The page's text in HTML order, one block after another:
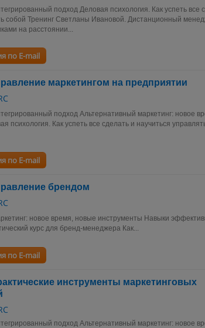
подход Деловая психология. Как успеть все
собой Тренинг Светланы Ивановой. Дистанционный
на расстоянии...
по E-mail
маркетингом на предприятии
подход Альтернативный маркетинг: новое
психология. Как успеть все сделать и научиться
по E-mail
брендом
новое время, новые инструменты Навыки
курс для бренд-менеджера Как...
по E-mail
инструменты маркетинговых
подход Альтернативный маркетинг: новое